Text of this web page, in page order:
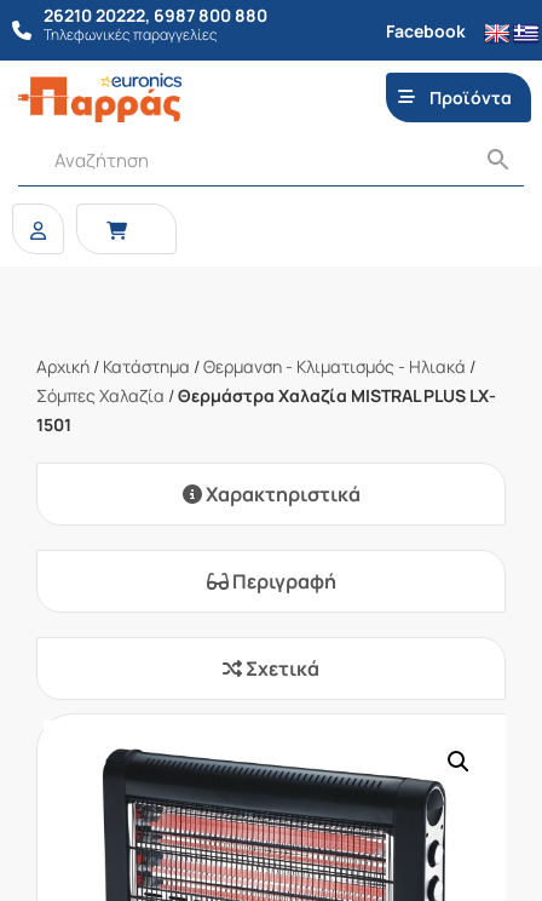
26210 20222, 6987 800 880
Τηλεφωνικές παραγγελίες Facebook
Προϊόντα
Αρχική / Κατάστημα /Θερμανση - Κλιματισμός - Ηλιακά /
Σόμπες Χαλαζία /Θερμάστρα Χαλαζία MISTRAL PLUS LX-
1501
Χαρακτηριστικά
Περιγραφή
Σχετικά